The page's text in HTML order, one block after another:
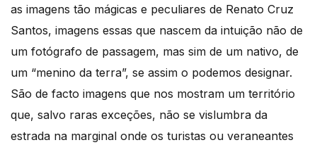
as imagens tão mágicas e peculiares de Renato Cruz
Santos, imagens essas que nascem da intuição não de
um fotógrafo de passagem, mas sim de um nativo, de
um “menino da terra”, se assim o podemos designar.
São de facto imagens que nos mostram um território
que, salvo raras exceções, não se vislumbra da
estrada na marginal onde os turistas ou veraneantes